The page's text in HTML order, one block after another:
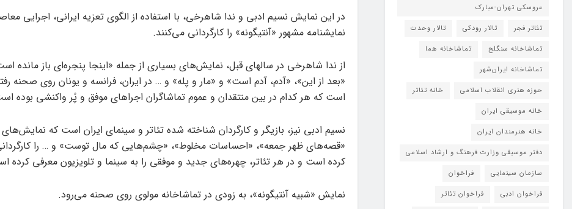
در این نمایش نسیم ادبی و ندا شاهرخی، با استفاده از الگوی تعزیه‌ ایرانی، اجرایی
نمایشنامه مشهور «آنتیگونه» را کارگردانی می‌کنند.
از ندا شاهرخی در سالهای قبل، نمایش‌های بسیاری از جمله «اینجا پنجره‌ای باز مانده‌
«بعد از این»، «آدم، آدم‌ است» و «مار و پله» و … در ایران، فرانسه و یونان روی صحنه
است که هر کدام در بین منتقدان و عموم تماشاگران اجراهای موفق و پُر واکنشی‌ بوده
نسیم ادبی نیز، بازیگر و کارگردان شناخته شده تئاتر و سینمای ایران است که نمایش‌های
«قصه‌های ظهر جمعه»، «احساسات مخلوط»، «چشم‌هایی که مال توست» و … را
کرده‌ است و در هر تئاتر، چهره‌های جدید و موفقی را به سینما و تلویزیون معرفی کرده
نمایش «شبیه آنتیگونه»، به زودی در تماشاخانه مولوی روی صحنه می‌رود.
عروسکی تهران-مبارک
تئاتر فجر
تالار رودکی
تالار وحدت
تماشاخانه سنگلج
تماشاخانه هما
تماشاخانه‌ ایران‌شهر
حوزه هنری انقلاب اسلامی
خانه تئاتر
خانه موسیقی ایران
خانه هنرمندان ایران
دفتر موسیقی وزارت فرهنگ و ارشاد اسلامی
سازمان سینمایی
فراخوان
فراخوان ادبی
فراخوان تئاتر